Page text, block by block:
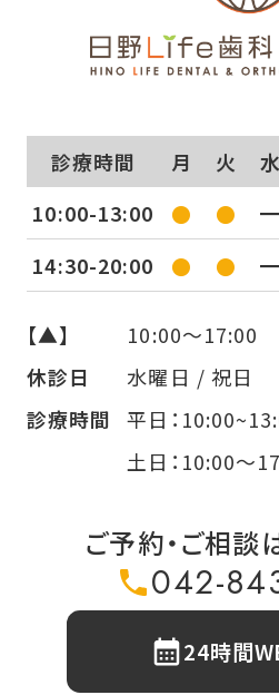
診療時間 月 火 水
10:00-13:00
● ● ━
14:30-20:00
● ● ━
【▲】
10:00〜17:00
休診日
水曜日 / 祝日
診療時間
平日：
土日：10:00〜
ご予約・ご相談
042-
24時間